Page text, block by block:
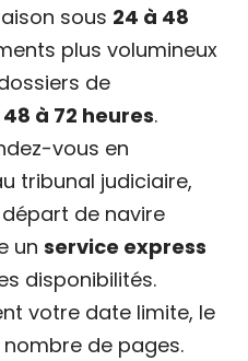
sous 24 à 48
plus volumineux
de
48 à 72 heures.
vous en
tribunal judiciaire,
de navire
un service express
disponibilités.
votre date limite, le
de pages.